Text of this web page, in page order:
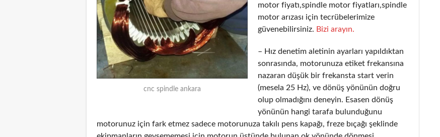
cnc spindle ankara
motor fiyatı,spindle motor fiyatları,spindle
motor arızası için tecrübelerimize
güvenebilirsiniz. Bizi arayın.
– Hız denetim aletinin ayarları yapıldıktan
sonrasında, motorunuza etiket frekansına
nazaran düşük bir frekansta start verin
(mesela 25 Hz), ve dönüş yönünün doğru
olup olmadığını deneyin. Esasen dönüş
yönünün hangi tarafa bulunduğunu
motorunuz için fark etmez sadece motorunuza takılı pens kapağı, freze bıçağı şeklinde